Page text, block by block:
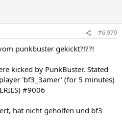
#6.979
punkbuster gekickt?!??!
kicked by PunkBuster. Stated
'bf3_3amer' (for 5 minutes)
#9006
hat nicht geholfen und bf3